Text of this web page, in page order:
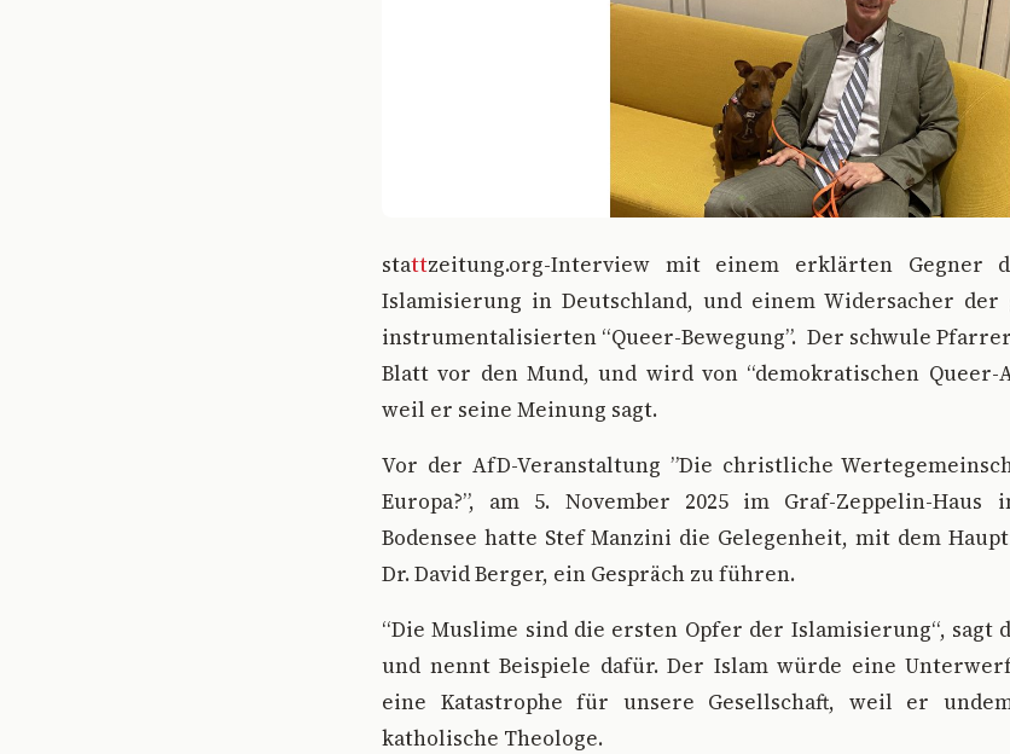
stattzeitung.org-Interview mit einem erklärten Gegner
Islamisierung in Deutschland, und einem Widersacher der
instrumentalisierten “Queer-Bewegung”. Der schwule
Blatt vor den Mund, und wird von “demokratischen Queer-
weil er seine Meinung sagt.
Vor der AfD-Veranstaltung ”Die christliche
Europa?”, am 5. November 2025 im Graf-Zeppelin-Haus
Bodensee hatte Stef Manzini die Gelegenheit, mit dem
Dr. David Berger, ein Gespräch zu führen.
“Die Muslime sind die ersten Opfer der Islamisierung“, sagt
und nennt Beispiele dafür. Der Islam würde eine
eine Katastrophe für unsere Gesellschaft, weil er
katholische Theologe.